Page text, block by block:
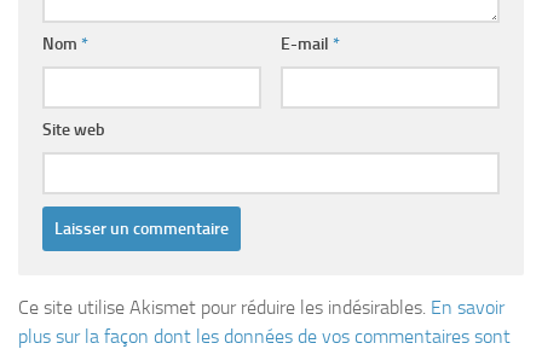
Nom * E-mail *
Site web
Ce site utilise Akismet pour réduire les indésirables. En savoir
plus sur la façon dont les données de vos commentaires sont